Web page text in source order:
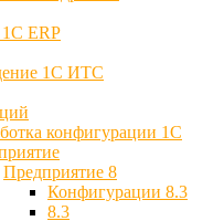
ERP
1С ИТС
конфигурации 1С
Предприятие 8
Конфигурации 8.3
8.3